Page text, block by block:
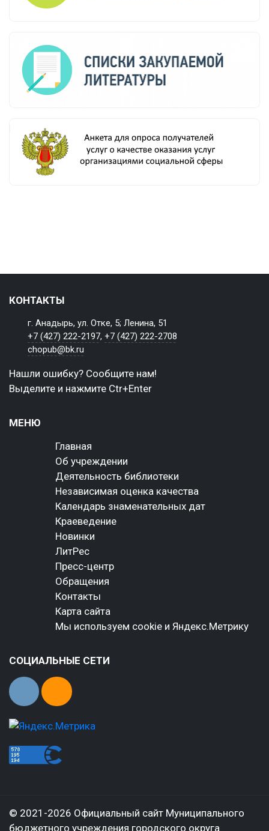
КОНТАКТЫ
г. Анадырь, ул. Отке, 5; Ленина, 51
+7 (427) 222-2197,+7 (427) 222-2708
chopub@bk.ru
Нашли ошибку? Сообщите нам!
Выделите и нажмите Ctr+Enter
МЕНЮ
Главная
Об учреждении
Деятельность библиотеки
Независимая оценка качества
Календарь знаменательных дат
Краеведение
Новинки
ЛитРес
Пресс-центр
Обращения
Контакты
Карта сайта
Мы используем cookie и Яндекс.Метрику
СОЦИАЛЬНЫЕ СЕТИ
© 2021-2026 Официальный сайт Муниципального
бюджетного учреждения городского округа